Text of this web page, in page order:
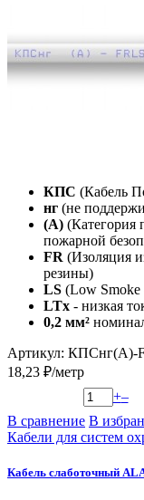
КПС (Кабель
нг (не
(А) (Категория
пожарной
FR (Изоляция
резины)
LS (Low Smoke
LTx - низкая
0,2 мм²
Артикул: КПСнг(А)-
18,23 ₽/метр
+–
В сравнение В
Кабели для систем
Кабель слаботочный